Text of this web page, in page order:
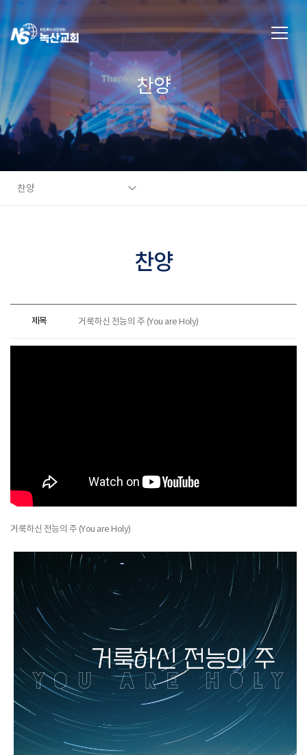
찬양
찬양
찬양
제목 거룩하신 전능의 주 (You are Holy)
거룩하신 전능의 주 (You are Holy)